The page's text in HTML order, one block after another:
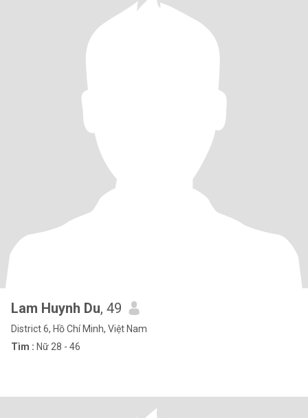
Lam Huynh Du, 49
District 6, Hồ Chí Minh, Việt Nam
Tìm : Nữ 28 - 46